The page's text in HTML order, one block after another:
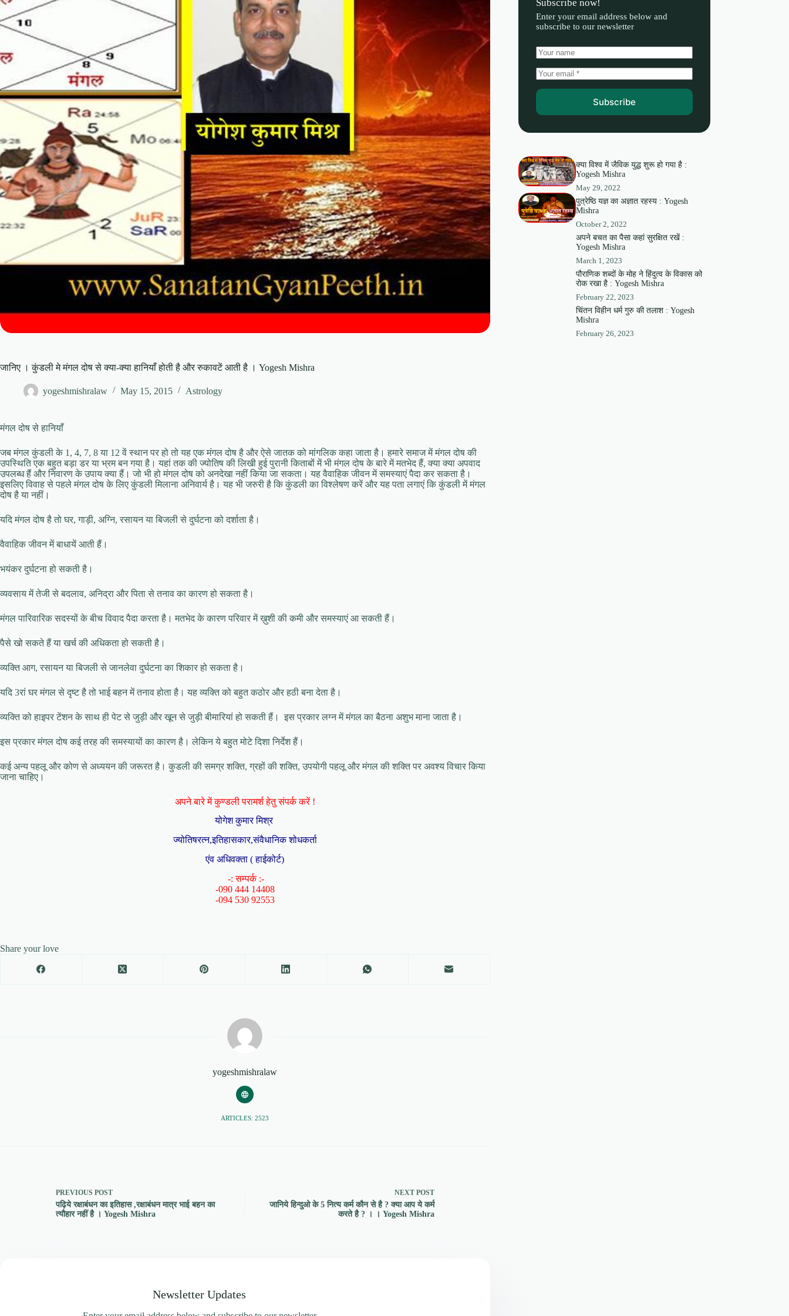
जानिए । कुंडली मे मंगल दोष से क्या-क्या हानियाँ होती है और रुकावटें आती है । Yogesh Mishra
yogeshmishralaw May 15, 2015 Astrology
मंगल दोष से हानियाँ
जब मंगल कुंडली के 1, 4, 7, 8 या 12 वें स्थान पर हो तो यह एक मंगल दोष है और ऐसे जातक को मांगलिक कहा जाता है। हमारे समाज में मंगल दोष की
उपस्थिति एक बहुत बड़ा डर या भ्रम बन गया है। यहां तक की ज्योतिष की लिखी हुई पुरानी किताबों में भी मंगल दोष के बारे में मतभेद हैं, क्या क्या अपवाद
उपलब्ध हैं और निवारण के उपाय क्या हैं। जो भी हो मंगल दोष को अनदेखा नहीं किया जा सकता। यह वैवाहिक जीवन में समस्याएं पैदा कर सकता है।
इसलिए विवाह से पहले मंगल दोष के लिए कुंडली मिलाना अनिवार्य है। यह भी जरुरी है कि कुंडली का विश्लेषण करें और यह पता लगाएं कि कुंडली में मंगल
दोष है या नहीं।
यदि मंगल दोष है तो घर, गाड़ी, अग्नि, रसायन या बिजली से दुर्घटना को दर्शाता है।
वैवाहिक जीवन में बाधायें आती हैं।
भयंकर दुर्घटना हो सकती है।
व्यवसाय में तेजी से बदलाव, अनिद्रा और पिता से तनाव का कारण हो सकता है।
मंगल पारिवारिक सदस्यों के बीच विवाद पैदा करता है। मतभेद के कारण परिवार में ख़ुशी की कमी और समस्याएं आ सकती हैं।
पैसे खो सकते हैं या खर्च की अधिकता हो सकती है।
व्यक्ति आग, रसायन या बिजली से जानलेवा दुर्घटना का शिकार हो सकता है।
यदि 3रां घर मंगल से दृष्ट है तो भाई बहन में तनाव होता है। यह व्यक्ति को बहुत कठोर और हठी बना देता है।
व्यक्ति को हाइपर टेंशन के साथ ही पेट से जुड़ी और खून से जुड़ी बीमारियां हो सकती हैं। इस प्रकार लग्न में मंगल का बैठना अशुभ माना जाता है।
इस प्रकार मंगल दोष कई तरह की समस्यायों का कारण है। लेकिन ये बहुत मोटे दिशा निर्देश हैं।
कई अन्य पहलू और कोण से अध्ययन की जरूरत है। कुडली की समग्र शक्ति, ग्रहों की शक्ति, उपयोगी पहलू और मंगल की शक्ति पर अवश्य विचार किया
जाना चाहिए।
अपने बारे में कुण्डली परामर्श हेतु संपर्क करें !
योगेश कुमार मिश्र
ज्योतिषरत्न,इतिहासकार,संवैधानिक शोधकर्ता
एंव अधिवक्ता ( हाईकोर्ट)
-: सम्पर्क :-
-090 444 14408
-094 530 92553
Share your love
yogeshmishralaw
ARTICLES: 2523
PREVIOUS POST
पढ़िये रक्षाबंधन का इतिहास ,रक्षाबंधन मात्र भाई बहन का
त्यौहार नहीं है । Yogesh Mishra
NEXT POST
जानिये हिन्दुओ के 5 नित्य कर्म कौन से है ? क्या आप ये कर्म
करते है ? । । Yogesh Mishra
Newsletter Updates
Subscribe now!
Enter your email address below and
subscribe to our newsletter
Subscribe
क्या विश्व में जैविक युद्ध शुरू हो गया है :
Yogesh Mishra
May 29, 2022
पुत्रेष्ठि यज्ञ का अज्ञात रहस्य : Yogesh
Mishra
October 2, 2022
अपने बचत का पैसा कहां सुरक्षित रखें :
Yogesh Mishra
March 1, 2023
पौराणिक शब्दों के मोह ने हिंदुत्व के विकास को
रोक रखा है : Yogesh Mishra
February 22, 2023
चिंतन विहीन धर्म गुरु की तलाश : Yogesh
Mishra
February 26, 2023